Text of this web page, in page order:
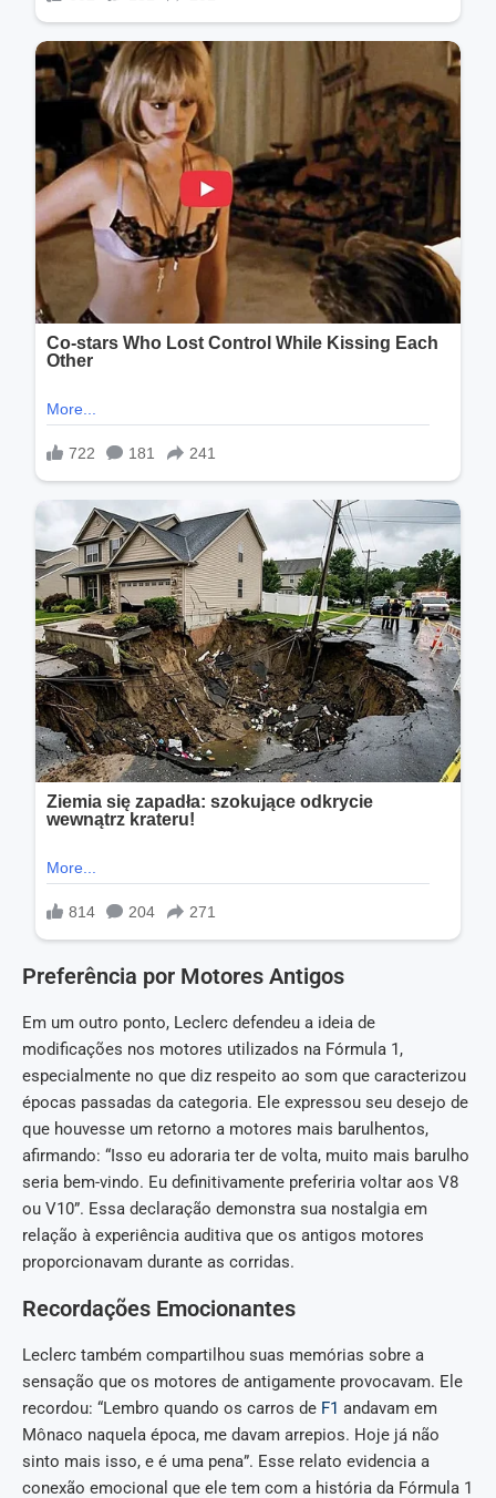
Preferência por Motores Antigos
Em um outro ponto, Leclerc defendeu a ideia de
modificações nos motores utilizados na Fórmula 1,
especialmente no que diz respeito ao som que caracterizou
épocas passadas da categoria. Ele expressou seu desejo de
que houvesse um retorno a motores mais barulhentos,
afirmando: “Isso eu adoraria ter de volta, muito mais barulho
seria bem-vindo. Eu definitivamente preferiria voltar aos V8
ou V10”. Essa declaração demonstra sua nostalgia em
relação à experiência auditiva que os antigos motores
proporcionavam durante as corridas.
Recordações Emocionantes
Leclerc também compartilhou suas memórias sobre a
sensação que os motores de antigamente provocavam. Ele
recordou: “Lembro quando os carros de F1 andavam em
Mônaco naquela época, me davam arrepios. Hoje já não
sinto mais isso, e é uma pena”. Esse relato evidencia a
conexão emocional que ele tem com a história da Fórmula 1